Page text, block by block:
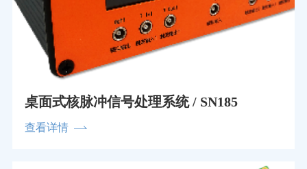
桌面式核脉冲信号处理系统 / SN185
查看详情